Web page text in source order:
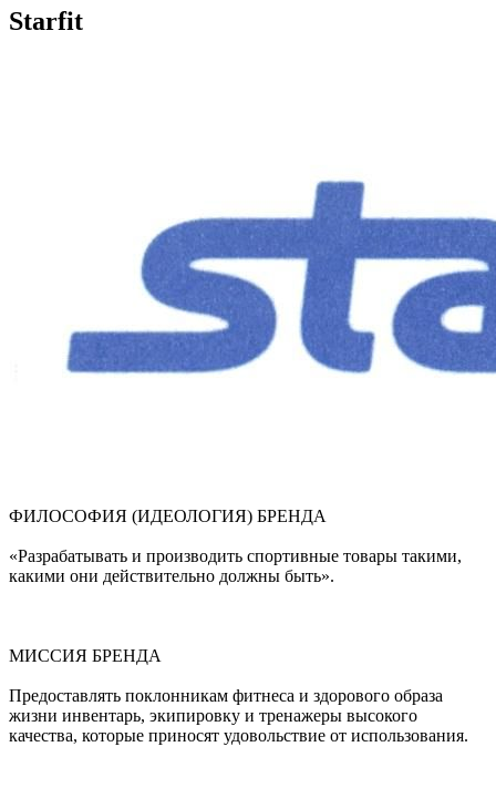
Starfit
ФИЛОСОФИЯ (ИДЕОЛОГИЯ) БРЕНДА
«Разрабатывать и производить спортивные товары такими,
какими они действительно должны быть».
МИССИЯ БРЕНДА
Предоставлять поклонникам фитнеса и здорового образа
жизни инвентарь, экипировку и тренажеры высокого
качества, которые приносят удовольствие от использования.